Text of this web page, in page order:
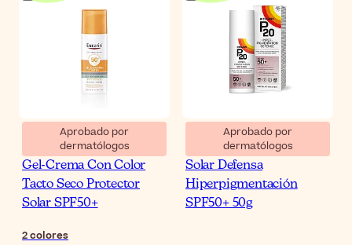
Aprobado por
dermatólogos
Eucerin Sun Oil Control
Gel-Crema Con Color
Tacto Seco Protector
Solar SPF50+
2colores
Aprobado por
dermatólogos
Riemann P20 Crema
Solar Defensa
Hiperpigmentación
SPF50+ 50g